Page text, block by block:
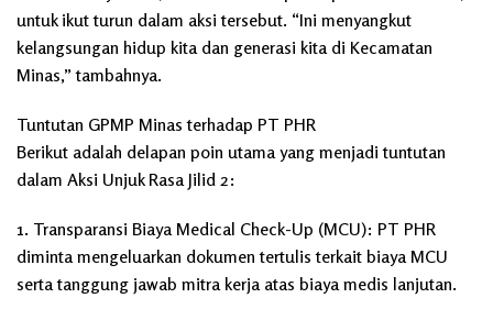
untuk ikut turun dalam aksi tersebut. “Ini menyangkut
kelangsungan hidup kita dan generasi kita di Kecamatan
Minas,” tambahnya.
Tuntutan GPMP Minas terhadap PT PHR
Berikut adalah delapan poin utama yang menjadi tuntutan
dalam Aksi Unjuk Rasa Jilid 2:
1. Transparansi Biaya Medical Check-Up (MCU): PT PHR
diminta mengeluarkan dokumen tertulis terkait biaya MCU
serta tanggung jawab mitra kerja atas biaya medis lanjutan.